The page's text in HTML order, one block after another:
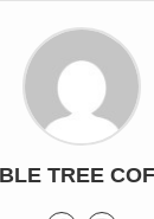
TREE